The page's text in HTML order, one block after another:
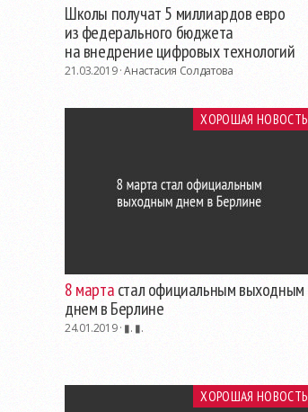
Школы получат 5 миллиардов евро
из федерального бюджета
на внедрение цифровых технологий
21.03.2019 ·Анастасия Солдатова
ХОРОШАЯ НОВОСТЬ
8 мартастал официальным выходным
днем в Берлине
24.01.2019 · ▮. ▮.
ХОРОШАЯ НОВОСТЬ